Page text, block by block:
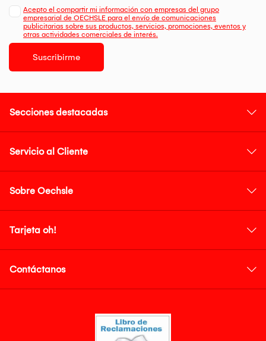
Acepto el compartir mi información con empresas del grupo
empresarial de OECHSLE para el envío de comunicaciones
publicitarias sobre sus productos, servicios, promociones, eventos y
otras actividades comerciales de interés.
Suscribirme
Secciones destacadas
Servicio al Cliente
Sobre Oechsle
Tarjeta oh!
Contáctanos